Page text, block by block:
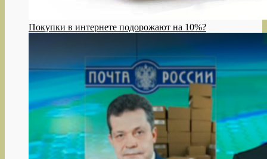
Покупки в интернете подорожают на 10%?